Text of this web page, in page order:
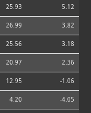
25.93 5.12
26.99 3.82
25.56 3.18
20.97 2.36
12.95 -1.06
4.20 -4.05